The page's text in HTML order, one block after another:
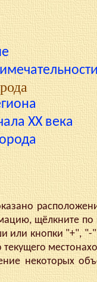
XX века
щёлкните по
или кнопки "+", "-"
текущего
некоторых